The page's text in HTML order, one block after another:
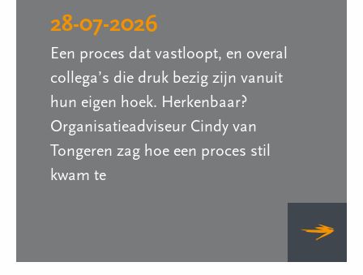
28-07-2026
Een proces dat vastloopt, en overal
collega’s die druk bezig zijn vanuit
hun eigen hoek. Herkenbaar?
Organisatieadviseur Cindy van
Tongeren zag hoe een proces stil
kwam te